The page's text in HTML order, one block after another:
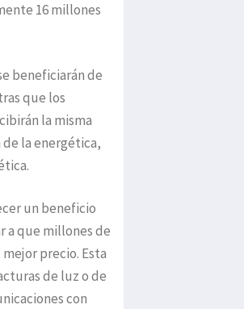
16 millones
beneficiarán de
que los
la misma
la energética,
un beneficio
a que millones de
precio. Esta
de luz o de
con